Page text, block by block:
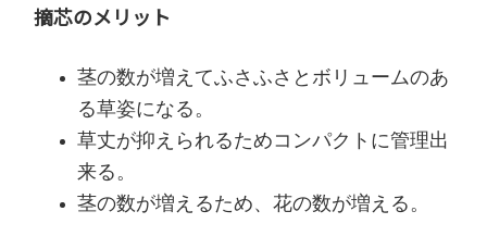
摘芯のメリット
茎の数が増えてふさふさとボリュームのあ
る草姿になる。
草丈が抑えられるためコンパクトに管理出
来る。
茎の数が増えるため、花の数が増える。